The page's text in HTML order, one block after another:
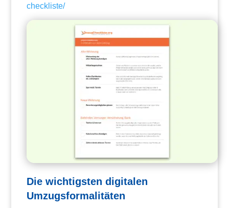
checkliste/
Die wichtigsten digitalen
Umzugsformalitäten